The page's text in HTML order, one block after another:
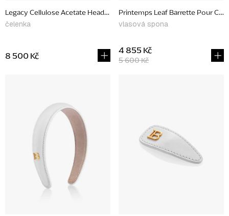
u
k
ů
Legacy Cellulose Acetate Headband, white
čelenka
8 500 Kč
Printemps Leaf Barrette Pour
vlasová spona
5 600 Kč
4 855 Kč